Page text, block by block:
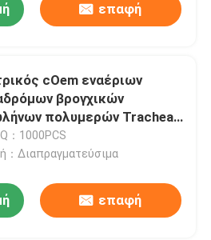
επαφή
cOem εναέριων
βρογχικών
πολυμερών Tracheal
μονάδων λούμεν
：1000PCS
：Διαπραγματεύσιμα
επαφή